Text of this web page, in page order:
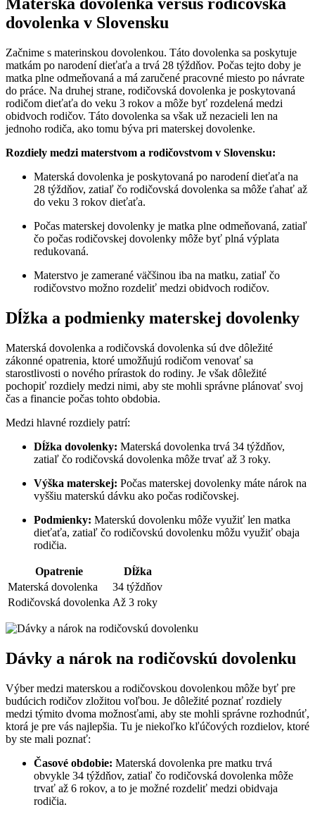
dovolenka v Slovensku
Začnime s materinskou dovolenkou. Táto dovolenka sa poskytuje
matkám po narodení dieťaťa a trvá 28 týždňov. Počas tejto doby je
matka plne odmeňovaná a má zaručené pracovné miesto po návrate
do práce. Na druhej strane, rodičovská dovolenka je poskytovaná
rodičom dieťaťa do veku 3 rokov a môže byť rozdelená medzi
obidvoch rodičov. Táto dovolenka sa však už nezacieli len na
jednoho rodiča, ako tomu býva pri materskej dovolenke.
Rozdiely medzi materstvom a rodičovstvom v Slovensku:
Materská dovolenka je poskytovaná po narodení dieťaťa na
28 týždňov, zatiaľ čo rodičovská dovolenka sa môže ťahať až
do veku 3 rokov dieťaťa.
Počas materskej dovolenky je matka plne odmeňovaná, zatiaľ
čo počas rodičovskej dovolenky môže byť plná výplata
redukovaná.
Materstvo je zamerané väčšinou iba na matku, zatiaľ čo
rodičovstvo možno rozdeliť medzi obidvoch rodičov.
Dĺžka a podmienky materskej dovolenky
Materská dovolenka a rodičovská dovolenka sú dve dôležité
zákonné opatrenia, ktoré umožňujú rodičom venovať sa
starostlivosti o nového prírastok do rodiny. Je však dôležité
pochopiť rozdiely medzi nimi, aby ste mohli správne plánovať svoj
čas a financie počas tohto obdobia.
Medzi hlavné rozdiely patrí:
Dĺžka dovolenky: Materská dovolenka trvá 34 týždňov,
zatiaľ čo rodičovská dovolenka môže trvať až 3 roky.
Výška materskej: Počas materskej dovolenky máte nárok na
vyššiu materskú dávku ako počas rodičovskej.
Podmienky: Materskú dovolenku môže využiť len matka
dieťaťa, zatiaľ čo rodičovskú dovolenku môžu využiť obaja
rodičia.
Opatrenie
Dĺžka
Materská dovolenka
34 týždňov
Rodičovská dovolenka Až 3 roky
Dávky a nárok na rodičovskú dovolenku
Výber medzi materskou a rodičovskou dovolenkou môže byť pre
budúcich rodičov zložitou voľbou. Je dôležité poznať rozdiely
medzi týmito dvoma možnosťami, aby ste mohli správne rozhodnúť,
ktorá je pre vás najlepšia. Tu je niekoľko kľúčových rozdielov, ktoré
by ste mali poznať:
Časové obdobie: Materská dovolenka pre matku trvá
obvykle 34 týždňov, zatiaľ čo rodičovská dovolenka môže
trvať až 6 rokov, a to je možné rozdeliť medzi obidvaja
rodičia.